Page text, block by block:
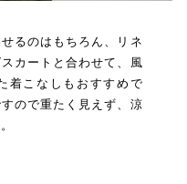
るのはもちろん、リネ
カートと合わせて、風
着こなしもおすすめで
ので重たく見えず、涼